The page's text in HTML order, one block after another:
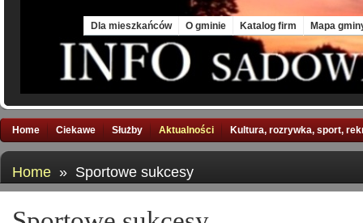
Dla mieszkańców O gminie Katalog firm Mapa
Home Ciekawe Służby Aktualności Kultura, rozrywka, sport,
Home » Sportowe sukcesy